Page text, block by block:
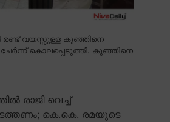
വയസ്സുള്ള കുഞ്ഞിനെ
കൊലപ്പെടുത്തി. കുഞ്ഞിനെ
രാജി വെച്ച്
കെ.കെ. രമയുടെ